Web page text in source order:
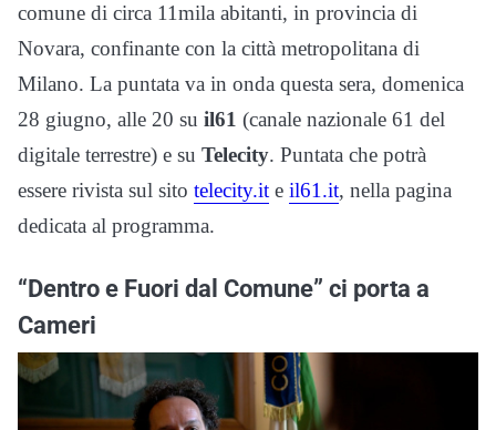
comune di circa 11mila abitanti, in provincia di
Novara, confinante con la città metropolitana di
Milano. La puntata va in onda questa sera, domenica
28 giugno, alle 20 su il61 (canale nazionale 61 del
digitale terrestre) e su Telecity. Puntata che potrà
essere rivista sul sito telecity.it e il61.it, nella pagina
dedicata al programma.
“Dentro e Fuori dal Comune” ci porta a
Cameri